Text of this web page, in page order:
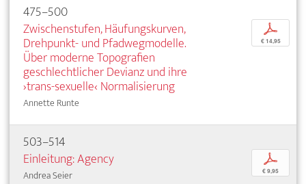
475–500
Zwischenstufen, Häufungskurven,
Drehpunkt- und Pfadwegmodelle.
Über moderne Topografien
geschlechtlicher Devianz und ihre
›trans-sexuelle‹ Normalisierung
Annette Runte
p
€ 14,95
503–514
Einleitung: Agency
Andrea Seier
p
€ 9,95